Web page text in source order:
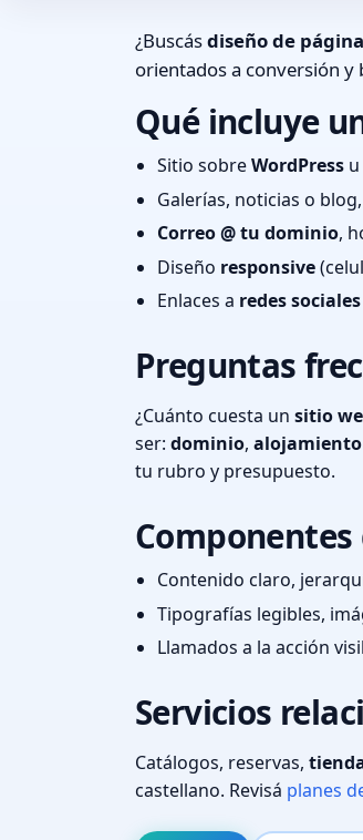
¿Buscásdiseño de
orientados a conversión y
Qué incluye
Sitio sobreWordPress
Galerías, noticias o
Correo @ tu dominio,
Diseño responsive
Enlaces a redes sociales
Preguntas
¿Cuánto cuesta un sitio
ser: dominio, alojamiento
tu rubro y presupuesto.
Contenido claro,
Tipografías legibles,
Llamados a la acción
Servicios
Catálogos, reservas,
castellano. Revisá planes